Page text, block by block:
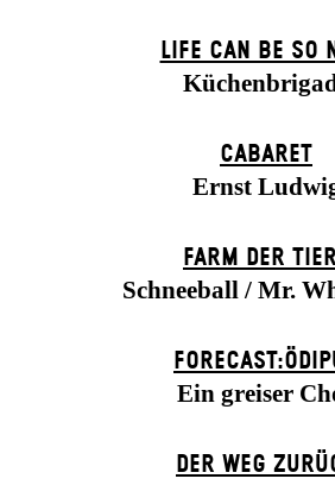
LIFE CAN BE SO
CABARET
Ernst
FARM DER
Schneeball / Mr.
Ein greiser
DER WEG